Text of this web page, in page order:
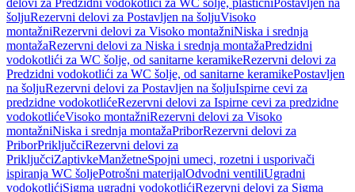
delovi za Predzidni vodokotlići za WC šolje, plastičniPostavljen na
šoljuRezervni delovi za Postavljen na šoljuVisoko
montažniRezervni delovi za Visoko montažniNiska i srednja
montažaRezervni delovi za Niska i srednja montažaPredzidni
vodokotlići za WC šolje, od sanitarne keramikeRezervni delovi za
Predzidni vodokotlići za WC šolje, od sanitarne keramikePostavljen
na šoljuRezervni delovi za Postavljen na šoljuIspirne cevi za
predzidne vodokotlićeRezervni delovi za Ispirne cevi za predzidne
vodokotlićeVisoko montažniRezervni delovi za Visoko
montažniNiska i srednja montažaPriborRezervni delovi za
PriborPriključciRezervni delovi za
PriključciZaptivkeManžetneSpojni umeci, rozetni i usporivači
ispiranja WC šoljePotrošni materijalOdvodni ventiliUgradni
vodokotlićiSigma ugradni vodokotlićiRezervni delovi za Sigma